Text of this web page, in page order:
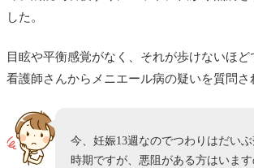
した。
目眩や平衡感覚がなく、それが歩けないほど
看護師さんからメニエール病の疑いを質問さ
今、妊娠13週なのでつわりはだい
時期ですが、悪阻がある方はいま